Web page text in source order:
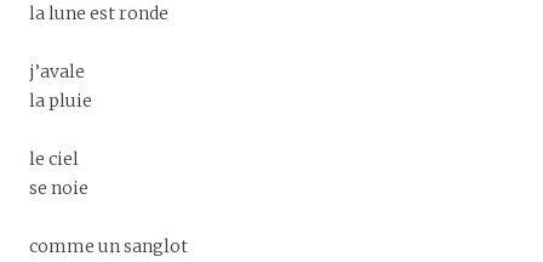
la lune est ronde
j’avale
la pluie
le ciel
se noie
comme un sanglot